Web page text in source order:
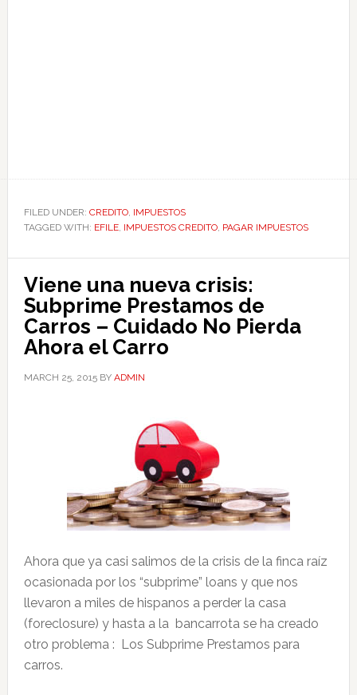
FILED UNDER: CREDITO, IMPUESTOS
TAGGED WITH: EFILE, IMPUESTOS CREDITO, PAGAR IMPUESTOS
Viene una nueva crisis:
Subprime Prestamos de
Carros – Cuidado No Pierda
Ahora el Carro
MARCH 25, 2015BY ADMIN
Ahora que ya casi salimos de la crisis de la finca raíz
ocasionada por los “subprime” loans y que nos
llevaron a miles de hispanos a perder la casa
(foreclosure) y hasta a la bancarrota se ha creado
otro problema : Los Subprime Prestamos para
carros.